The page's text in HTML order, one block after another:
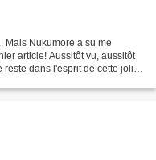
Mais Nukumore a su me
vu, aussitôt
reste dans l'esprit de cette jolie